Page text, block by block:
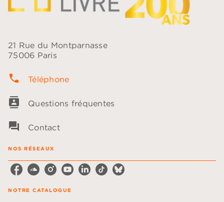
21 Rue du Montparnasse
75006 Paris
phone Téléphone
contacts Questions fréquentes
question_answer Contact
NOS RÉSEAUX
NOTRE CATALOGUE